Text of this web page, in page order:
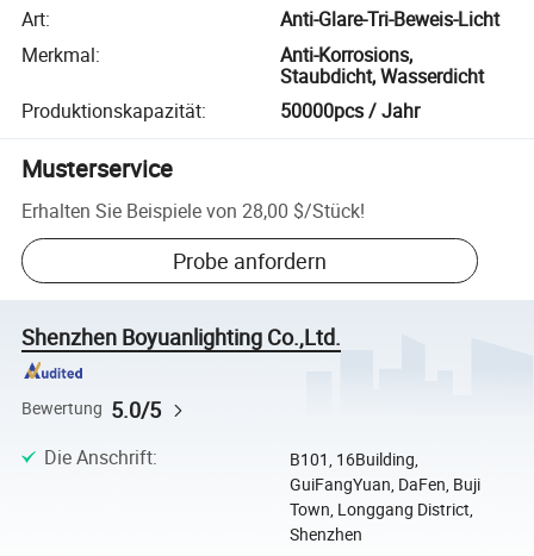
Art:
Anti-Glare-Tri-Beweis-Licht
Merkmal:
Anti-Korrosions,
Staubdicht, Wasserdicht
Produktionskapazität: 50000pcs / Jahr
Musterservice
Erhalten Sie Beispiele von 28,00 $/Stück!
Probe anfordern
Shenzhen Boyuanlighting Co.,Ltd.
Bewertung 5.0/5
Die Anschrift:
B101, 16Building,
GuiFangYuan, DaFen, Buji
Town, Longgang District,
Shenzhen